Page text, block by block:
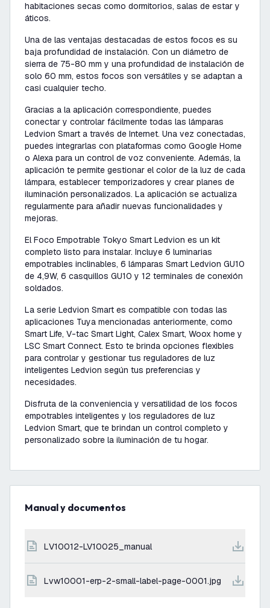
habitaciones secas como dormitorios, salas de estar y
áticos.
Una de las ventajas destacadas de estos focos es su
baja profundidad de instalación. Con un diámetro de
sierra de 75-80 mm y una profundidad de instalación de
solo 60 mm, estos focos son versátiles y se adaptan a
casi cualquier techo.
Gracias a la aplicación correspondiente, puedes
conectar y controlar fácilmente todas las lámparas
Ledvion Smart a través de Internet. Una vez conectadas,
puedes integrarlas con plataformas como Google Home
o Alexa para un control de voz conveniente. Además, la
aplicación te permite gestionar el color de la luz de cada
lámpara, establecer temporizadores y crear planes de
iluminación personalizados. La aplicación se actualiza
regularmente para añadir nuevas funcionalidades y
mejoras.
El Foco Empotrable Tokyo Smart Ledvion es un kit
completo listo para instalar. Incluye 6 luminarias
empotrables inclinables, 6 lámparas Smart Ledvion GU10
de 4,9W, 6 casquillos GU10 y 12 terminales de conexión
soldados.
La serie Ledvion Smart es compatible con todas las
aplicaciones Tuya mencionadas anteriormente, como
Smart Life, V-tac Smart Light, Calex Smart, Woox home y
LSC Smart Connect. Esto te brinda opciones flexibles
para controlar y gestionar tus reguladores de luz
inteligentes Ledvion según tus preferencias y
necesidades.
Disfruta de la conveniencia y versatilidad de los focos
empotrables inteligentes y los reguladores de luz
Ledvion Smart, que te brindan un control completo y
personalizado sobre la iluminación de tu hogar.
Manual y documentos
LV10012-LV10025_manual
lvw10001-erp-2-small-label-page-0001.jpg